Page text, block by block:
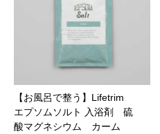
【お風呂で整う】Lifetrim
エプソムソルト 入浴剤 硫
酸マグネシウム カーム